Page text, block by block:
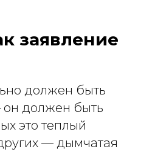
заявление
должен быть
он должен быть
это теплый
— дымчатая